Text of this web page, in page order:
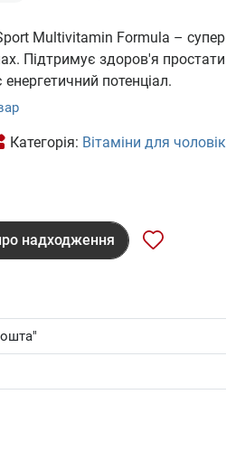
Multivitamin Formula –
Підтримує здоров'я
енергетичний потенціал.
Категорія: Вітаміни для
надходження